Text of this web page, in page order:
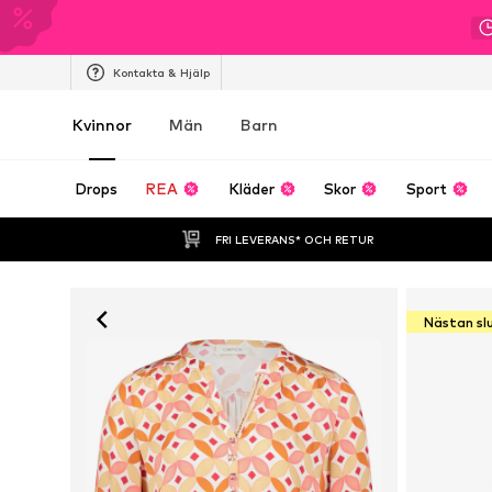
Kontakta & Hjälp
Kvinnor Män Barn
Drops REA Kläder Skor Sport
FRI LEVERANS* OCH RETUR
Nästan